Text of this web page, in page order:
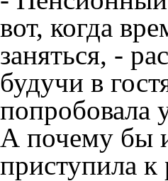
вот, когда
заняться, -
будучи в
попробовала
А почему бы
приступила